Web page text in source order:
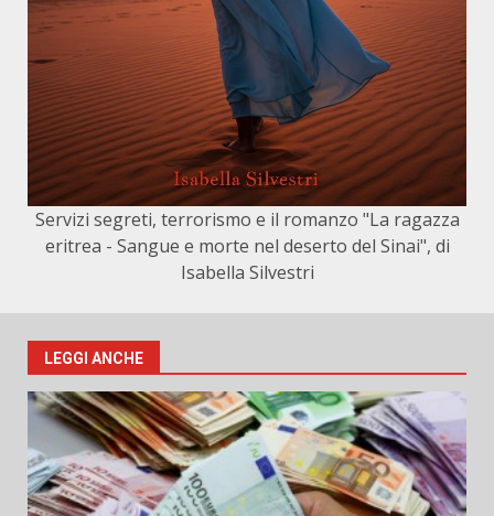
Servizi segreti, terrorismo e il romanzo "La ragazza
eritrea - Sangue e morte nel deserto del Sinai", di
Isabella Silvestri
LEGGI ANCHE